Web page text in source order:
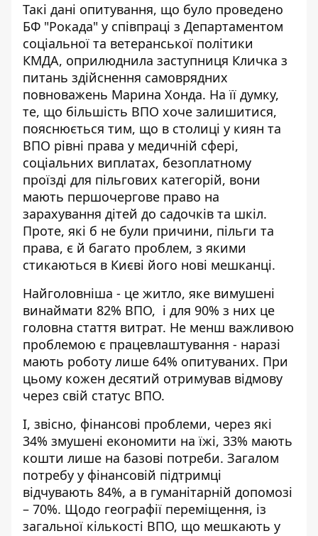
Такі дані опитування, що було проведено
БФ "Рокада" у співпраці з Департаментом
соціальної та ветеранської політики
КМДА, оприлюднила заступниця Кличка з
питань здійснення самоврядних
повноважень Марина Хонда. На її думку,
те, що більшість ВПО хоче залишитися,
пояснюється тим, що в столиці у киян та
ВПО рівні права у медичній сфері,
соціальних виплатах, безоплатному
проїзді для пільгових категорій, вони
мають першочергове право на
зарахування дітей до садочків та шкіл.
Проте, які б не були причини, пільги та
права, є й багато проблем, з якими
стикаються в Києві його нові мешканці.
Найголовніша - це житло, яке вимушені
винаймати 82% ВПО, і для 90% з них це
головна стаття витрат. Не менш важливою
проблемою є працевлаштування - наразі
мають роботу лише 64% опитуваних. При
цьому кожен десятий отримував відмову
через свій статус ВПО.
І, звісно, фінансові проблеми, через які
34% змушені економити на їжі, 33% мають
кошти лише на базові потреби. Загалом
потребу у фінансовій підтримці
відчувають 84%, а в гуманітарній допомозі
– 70%. Щодо географії переміщення, із
загальної кількості ВПО, що мешкають у